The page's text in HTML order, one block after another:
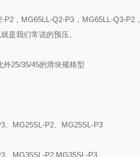
P2， MG65LL-Q2-P3 ， MG65LL-Q3-P2，
是我们常说的预压。
外25/35/45的滑块规格型
MG25SL-P2 MG25SL-P3
MG35SL-P2.MG35SL-P3